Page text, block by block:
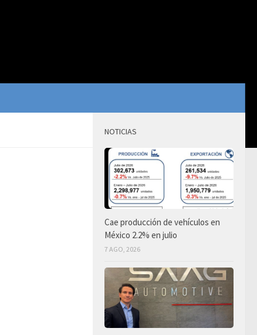
NOTICIAS
Cae producción de vehículos en
México 2.2% en julio
7 AGO, 2026